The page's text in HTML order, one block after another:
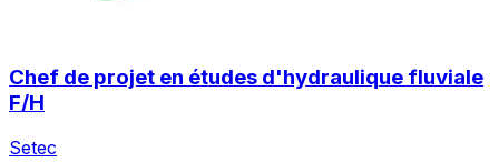
Chef de projet en études d'hydraulique fluviale
F/H
Setec